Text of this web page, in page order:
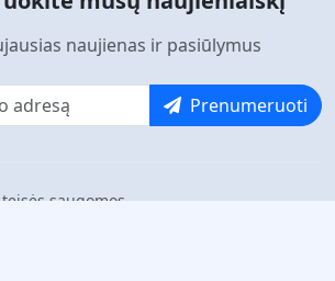
naujienas ir pasiūlymus
Prenumeruoti
saugomos.